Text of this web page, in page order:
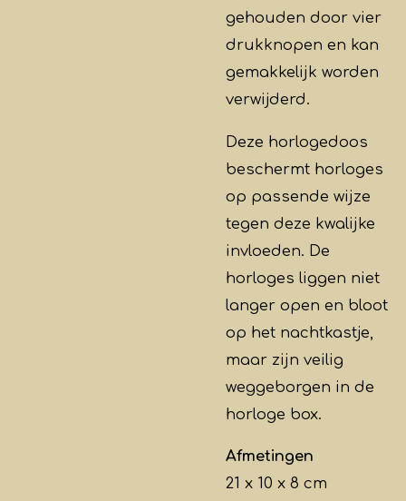
gehouden door vier
drukknopen en kan
gemakkelijk worden
verwijderd.
Deze horlogedoos
beschermt horloges
op passende wijze
tegen deze kwalijke
invloeden. De
horloges liggen niet
langer open en bloot
op het nachtkastje,
maar zijn veilig
weggeborgen in de
horloge box.
Afmetingen
21 x 10 x 8 cm